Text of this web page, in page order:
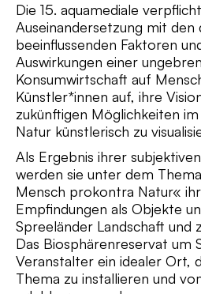
Die 15. aquamediale
Auseinandersetzung mit den
beeinflussenden Faktoren
Auswirkungen einer
Konsumwirtschaft auf
Künstler*innen auf, ihre
zukünftigen Möglichkeiten
Natur künstlerisch zu
Als Ergebnis ihrer
werden sie unter dem
Mensch prokontra Natur«
Empfindungen als Objekte
Spreeländer Landschaft und
Das Biosphärenreservat um
Veranstalter ein idealer Ort,
Thema zu installieren und